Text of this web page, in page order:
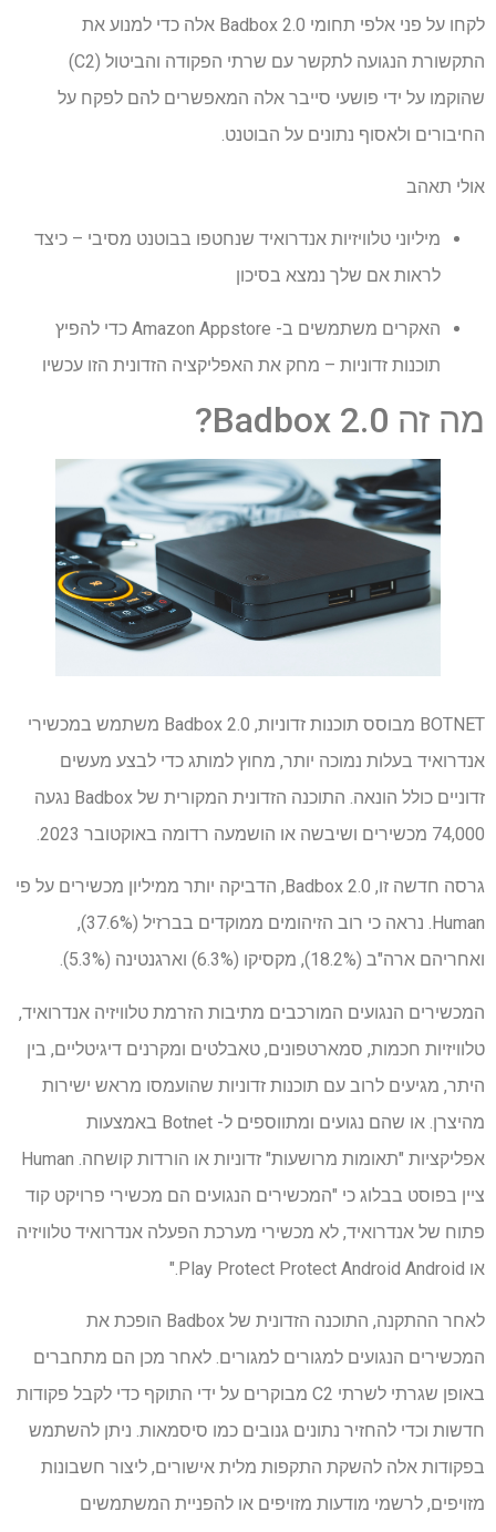
לקחו על פני אלפי תחומי Badbox 2.0 אלה כדי למנוע את
התקשורת הנגועה לתקשר עם שרתי הפקודה והביטול (C2)
שהוקמו על ידי פושעי סייבר אלה המאפשרים להם לפקח על
החיבורים ולאסוף נתונים על הבוטנט.
אולי תאהב
מיליוני טלוויזיות אנדרואיד שנחטפו בבוטנט מסיבי – כיצד
לראות אם שלך נמצא בסיכון
האקרים משתמשים ב- Amazon Appstore כדי להפיץ
תוכנות זדוניות – מחק את האפליקציה הזדונית הזו עכשיו
מה זה Badbox 2.0?
BOTNET מבוסס תוכנות זדוניות, Badbox 2.0 משתמש במכשירי
אנדרואיד בעלות נמוכה יותר, מחוץ למותג כדי לבצע מעשים
זדוניים כולל הונאה. התוכנה הזדונית המקורית של Badbox נגעה
74,000 מכשירים ושיבשה או הושמעה רדומה באוקטובר 2023.
גרסה חדשה זו, Badbox 2.0, הדביקה יותר ממיליון מכשירים על פי
Human. נראה כי רוב הזיהומים ממוקדים בברזיל (37.6%),
ואחריהם ארה"ב (18.2%), מקסיקו (6.3%) וארגנטינה (5.3%).
המכשירים הנגועים המורכבים מתיבות הזרמת טלוויזיה אנדרואיד,
טלוויזיות חכמות, סמארטפונים, טאבלטים ומקרנים דיגיטליים, בין
היתר, מגיעים לרוב עם תוכנות זדוניות שהועמסו מראש ישירות
מהיצרן. או שהם נגועים ומתווספים ל- Botnet באמצעות
אפליקציות "תאומות מרושעות" זדוניות או הורדות קושחה. Human
ציין בפוסט בבלוג כי "המכשירים הנגועים הם מכשירי פרויקט קוד
פתוח של אנדרואיד, לא מכשירי מערכת הפעלה אנדרואיד טלוויזיה
או Play Protect Protect Android Android."
לאחר ההתקנה, התוכנה הזדונית של Badbox הופכת את
המכשירים הנגועים למגורים למגורים. לאחר מכן הם מתחברים
באופן שגרתי לשרתי C2 מבוקרים על ידי התוקף כדי לקבל פקודות
חדשות וכדי להחזיר נתונים גנובים כמו סיסמאות. ניתן להשתמש
בפקודות אלה להשקת התקפות מלית אישורים, ליצור חשבונות
מזויפים, לרשמי מודעות מזויפים או להפניית המשתמשים